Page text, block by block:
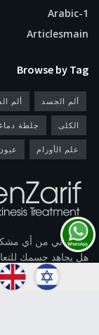
Arabic-1
Articlesmain
Browse by Tag
آلم الجسد ألم
الكلى جلطة
علم الأورام
هل تعاني من أي
هل يجاهد جسمك
إنها علامة على